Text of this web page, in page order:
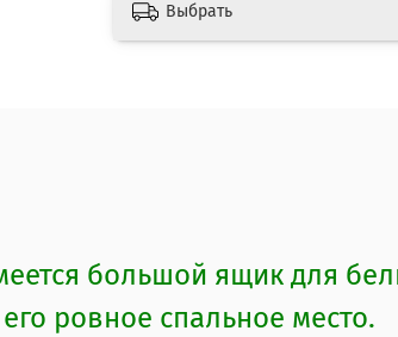
Выбрать
большой ящик для
ровное спальное место.